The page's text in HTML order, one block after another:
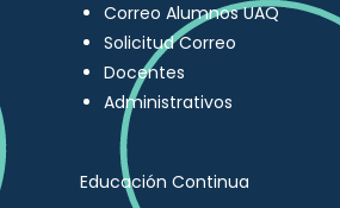
Correo Alumnos UAQ
Solicitud Correo
Docentes
Administrativos
Educación Continua